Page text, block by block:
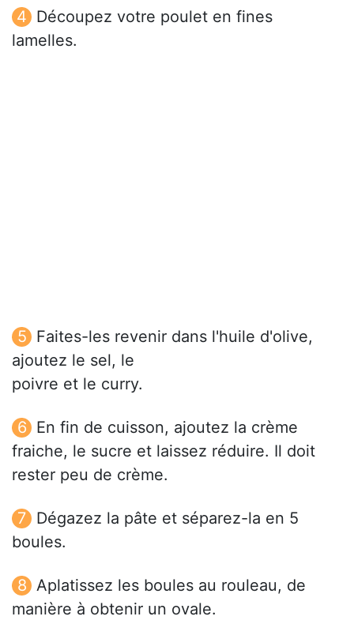
Découpez votre poulet en fines
lamelles.
Faites-les revenir dans l'huile d'olive,
ajoutez le sel, le
poivre et le curry.
En fin de cuisson, ajoutez la crème
fraiche, le sucre et laissez réduire. Il doit
rester peu de crème.
Dégazez la pâte et séparez-la en 5
boules.
Aplatissez les boules au rouleau, de
manière à obtenir un ovale.